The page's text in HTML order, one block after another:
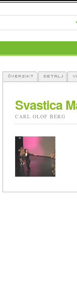
Svastica
CARL OLOF BERG